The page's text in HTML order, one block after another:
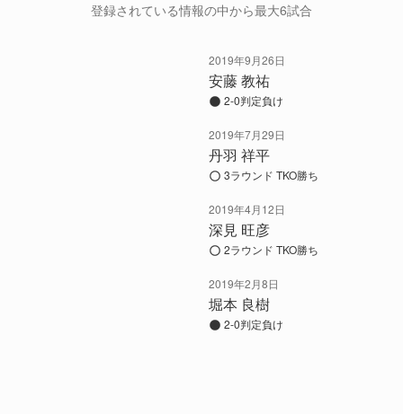
登録されている情報の中から最大6試合
2019年9月26日
安藤 教祐
2-0判定負け
2019年7月29日
丹羽 祥平
3ラウンド TKO勝ち
2019年4月12日
深見 旺彦
2ラウンド TKO勝ち
2019年2月8日
堀本 良樹
2-0判定負け